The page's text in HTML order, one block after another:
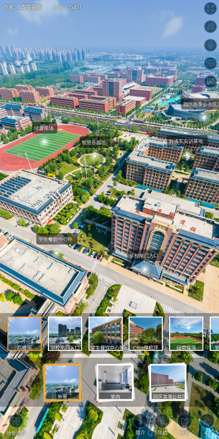
作者：清亮摄影 人气 : 35451
402
分享
简介 导航
外景 室内 园区共享公共区域
鸟瞰图 学校南门入口 学生餐饮中心外 C919停机坪 绿茵操场
写真喷绘实训室 数码快印实训室 计算机实训机房 仿真实训室 电子电工实训室
图书信息中心办公楼.jpg喷泉中心广场.jpg 会议中心.jpg 会议中心低空.jpg 艺术馆.jpg
场景选择